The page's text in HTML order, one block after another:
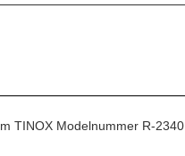
TINOX Modelnummer R-2340